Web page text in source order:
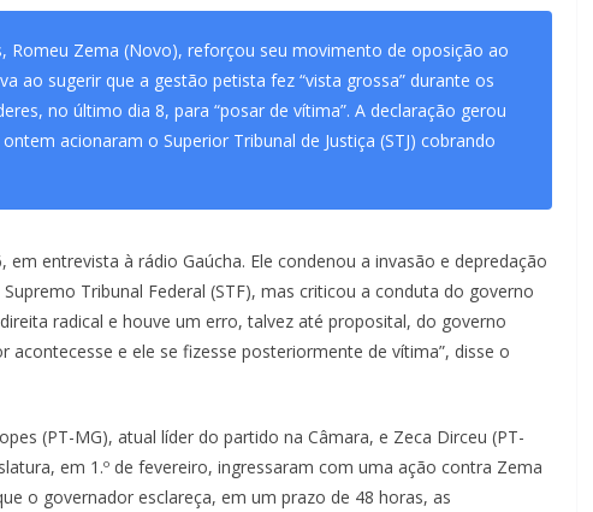
Romeu Zema (Novo), reforçou seu movimento de oposição ao
ao sugerir que a gestão petista fez “vista grossa” durante os
no último dia 8, para “posar de vítima”. A declaração gerou
acionaram o Superior Tribunal de Justiça (STJ) cobrando
entrevista à rádio Gaúcha. Ele condenou a invasão e depredação
Tribunal Federal (STF), mas criticou a conduta do governo
radical e houve um erro, talvez até proposital, do governo
acontecesse e ele se fizesse posteriormente de vítima”, disse o
(PT-MG), atual líder do partido na Câmara, e Zeca Dirceu (PT-
em 1.º de fevereiro, ingressaram com uma ação contra Zema
o governador esclareça, em um prazo de 48 horas, as